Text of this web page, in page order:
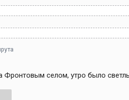
Фронтовым селом, утро было